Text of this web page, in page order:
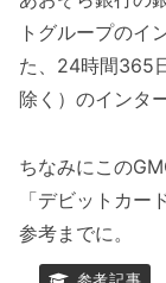
トグループのイ
た、24時間365
除く）のインタ
ちなみにこの
「デビットカ
参考までに。